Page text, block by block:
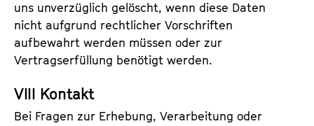
uns unverzüglich gelöscht, wenn diese Daten
nicht aufgrund rechtlicher Vorschriften
aufbewahrt werden müssen oder zur
Vertragserfüllung benötigt werden.
VIII Kontakt
Bei Fragen zur Erhebung, Verarbeitung oder